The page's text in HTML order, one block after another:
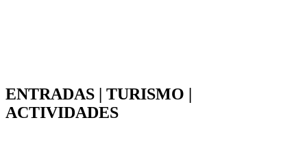
ENTRADAS | TURISMO |
ACTIVIDADES